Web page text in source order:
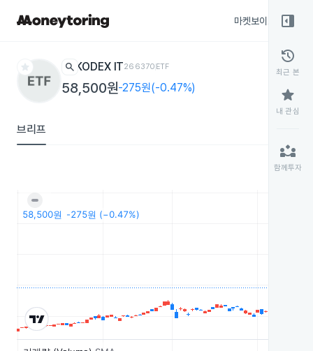
마켓보이스
star search KODEX IT266370ETF
58,500원-275원(-0.47%)
브리프
right_panel_open
history
최근 본
star
내 관심
partner_exchange
함께투자